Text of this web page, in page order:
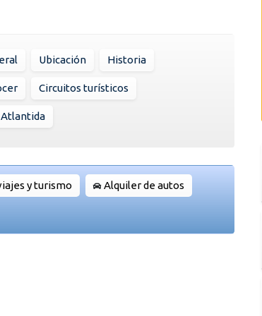
Ubicación Historia
Circuitos turísticos
Atlantida
y turismo Alquiler de autos